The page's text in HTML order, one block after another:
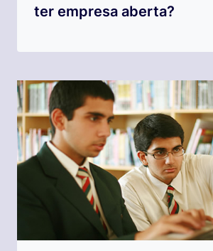
ter empresa aberta?